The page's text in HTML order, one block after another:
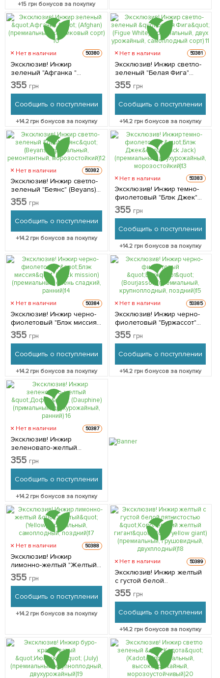
+15 грн бонусов за покупку
Нет в наличии 50380
Эксклюзив! Инжир
зеленый "Афганка "
(Afghan) (премиальный,
карликовый сорт) 1
355 грн
Сообщить о поступлении
+14.2грн бонусов за покупку
Нет в наличии 50381
Эксклюзив! Инжир светло-
зеленый "Белая Фига"
(Figue White) (премиальный,
двух урожайный,
саженец в упаковке
355 грн
Сообщить о поступлении
+14.2 грн бонусов за покупку
Нет в наличии 50382
Эксклюзив! Инжир светло-
зеленый "Беянс" (Beyans)
(премальный,
ремонтантный,
в упаковке
355 грн
Сообщить о поступлении
+14.2грн бонусов за покупку
Нет в наличии 50383
Эксклюзив! Инжир темно-
фиолетовый "Блэк Джек"
(Black Jack) (премиальный,
двухурожайный,
в упаковке
355 грн
Сообщить о поступлении
+14.2 грн бонусов за покупку
Нет в наличии 50384
Эксклюзив! Инжир черно-
фиолетовый "Блэк миссия"
(Black mission)
(премиальный, очень
в упаковке
355 грн
Сообщить о поступлении
+14.2грн бонусов за покупку
Нет в наличии 50385
Эксклюзив! Инжир черно-
фиолетовый "Буржассот"
(Bourjassot) (премиальный,
крупноплодный, поздний) 1
355 грн
Сообщить о поступлении
+14.2 грн бонусов за покупку
Нет в наличии 50387
Эксклюзив! Инжир
зеленовато-желтый
"Дофин" (Dauphine)
(примальный,
саженец в упаковке
355 грн
Сообщить о поступлении
+14.2грн бонусов за покупку
Нет в наличии 50388
Эксклюзив! Инжир
лимонно-желтый "Желтый"
(Yellow) (примальный,
самоплодный, поздний) 1
355 грн
Сообщить о поступлении
+14.2грн бонусов за покупку
Нет в наличии 50389
Эксклюзив! Инжир желтый
с густой белой
пятнистостью
"Королевский желтый
(премиальный,
грушовидный,
двухплодный) 1 саженец в
упаковке
355 грн
Сообщить о поступлении
+14.2 грн бонусов за покупку